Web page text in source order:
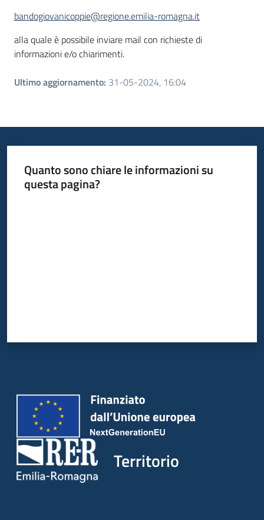
bandogiovanicoppie@regione.emilia-romagna.it
alla quale è possibile inviare mail con richieste di
informazioni e/o chiarimenti.
Ultimo aggiornamento: 31-05-2024, 16:04
Quanto sono chiare le informazioni su
questa pagina?
Territorio